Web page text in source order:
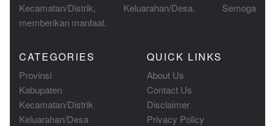
Kecamatan/Distrik, Keluarahan/Desa. Semoga
memberikan manfaat.
CATEGORIES
Provinsi
Kabupaten
Kecamatan/Distrik
Keluarahan/Desa
QUICK LINKS
About Us
Contact Us
Disclaimer
Privacy Policy